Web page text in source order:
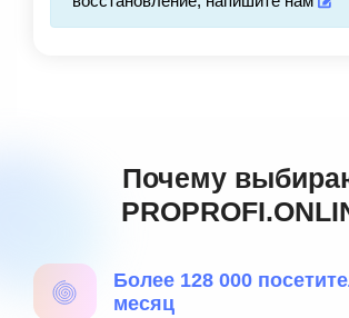
Почему
Более 128 000
месяц